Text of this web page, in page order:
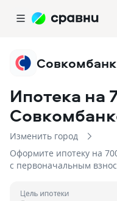
Совкомбанк
Ипотека на
Изменить город
Оформите ипотеку на
с первоначальным
Цель ипотеки